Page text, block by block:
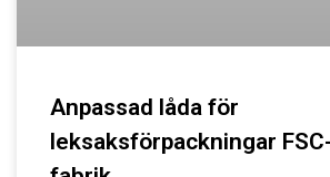
Anpassad låda för
leksaksförpackningar